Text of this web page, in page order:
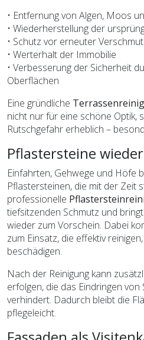
• Entfernung von Algen, Moos
• Wiederherstellung der
• Schutz vor erneuter
• Werterhalt der Immobilie
• Verbesserung der Sicherheit
Oberflächen
Eine gründliche
nicht nur für eine schöne Optik,
Rutschgefahr erheblich –
Pflastersteine
Einfahrten, Gehwege und Höfe
Pflastersteinen, die mit der Zeit
professionelle
tiefsitzenden Schmutz und
wieder zum Vorschein. Dabei
zum Einsatz, die effektiv
beschädigen.
Nach der Reinigung kann
erfolgen, die das Eindringen
verhindert. Dadurch bleibt die
pflegeleicht.